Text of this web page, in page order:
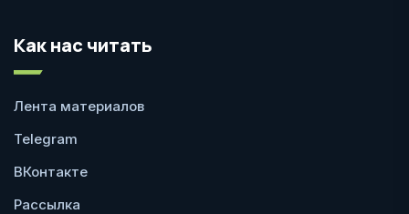
Как нас читать
Лента материалов
Telegram
ВКонтакте
Рассылка